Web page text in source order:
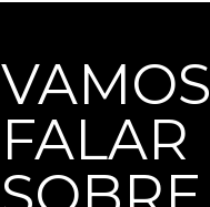
VAMOS
FALAR